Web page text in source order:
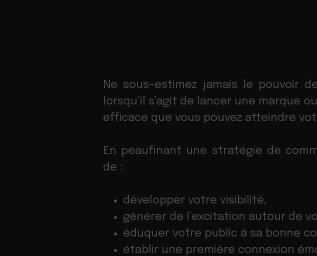
Ne sous-estimez jamais le pouvoir
lorsqu’il s’agit de lancer une marque
efficace que vous pouvez atteindre
En peaufinant une stratégie de
de :
développer votre visibilité,
générer de l’excitation autour de
éduquer votre public à sa bonne
établir une première connexion